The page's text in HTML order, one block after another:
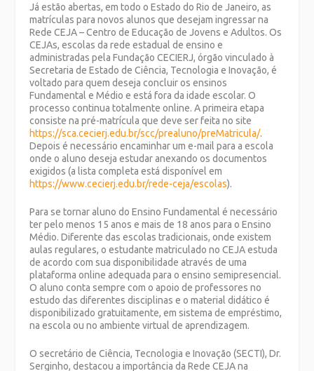
Já estão abertas, em todo o Estado do Rio de Janeiro, as
matrículas para novos alunos que desejam ingressar na
Rede CEJA – Centro de Educação de Jovens e Adultos. Os
CEJAs, escolas da rede estadual de ensino e
administradas pela Fundação CECIERJ, órgão vinculado à
Secretaria de Estado de Ciência, Tecnologia e Inovação, é
voltado para quem deseja concluir os ensinos
Fundamental e Médio e está fora da idade escolar. O
processo continua totalmente online. A primeira etapa
consiste na pré-matrícula que deve ser feita no site
https://sca.cecierj.edu.br/scc/prealuno/preMatricula/.
Depois é necessário encaminhar um e-mail para a escola
onde o aluno deseja estudar anexando os documentos
exigidos (a lista completa está disponível em
https://www.cecierj.edu.br/rede-ceja/escolas).
Para se tornar aluno do Ensino Fundamental é necessário
ter pelo menos 15 anos e mais de 18 anos para o Ensino
Médio. Diferente das escolas tradicionais, onde existem
aulas regulares, o estudante matriculado no CEJA estuda
de acordo com sua disponibilidade através de uma
plataforma online adequada para o ensino semipresencial.
O aluno conta sempre com o apoio de professores no
estudo das diferentes disciplinas e o material didático é
disponibilizado gratuitamente, em sistema de empréstimo,
na escola ou no ambiente virtual de aprendizagem.
O secretário de Ciência, Tecnologia e Inovação (SECTI), Dr.
Serginho, destacou a importância da Rede CEJA na